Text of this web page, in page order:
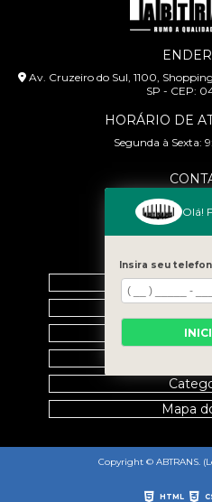
Av. Cruzeiro do Sul, 1100,
SP - CEP:
HORÁRIO DE
Segunda à Sexta:
(11)
Mapa
Copyright © ABTRANS.
HTML
Olá!
Insira seu